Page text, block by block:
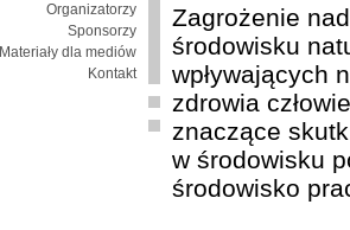
Organizatorzy
Sponsorzy
Materiały dla mediów
Kontakt
Zagrożenie
środowisku
wpływających
zdrowia
znaczące
w środowisku
środowisko